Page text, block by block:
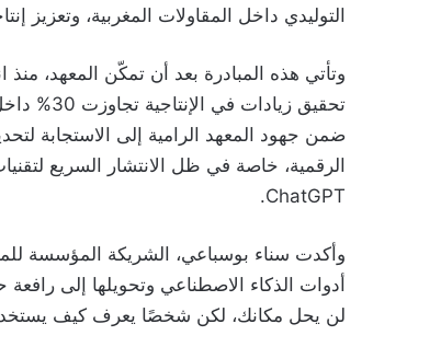
التوليدي داخل المقاولات المغربية، وتعزيز
تحقيق
ضمن جهود المعهد الرامية إلى الاستجابة
الرقمية، خاصة في ظل الانتشار السريع
ChatGPT.
وأكدت سناء بوسباعي، الشريكة المؤسسة
أدوات الذكاء الاصطناعي وتحويلها إلى
لن يحل مكانك، لكن شخصًا يعرف كيف